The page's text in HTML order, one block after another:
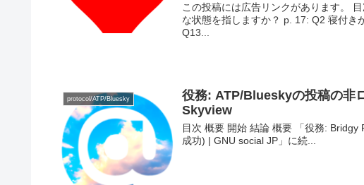
この投稿には広告リンクがあります。
な状態を指しますか？ p. 17: Q2 寝付
Q13...
protocol/ATP/Bluesky
役務: ATP/Blueskyの投稿の非
Skyview
目次 概要 開始 結論 概要 「役務:
成功) | GNU social JP」に続...